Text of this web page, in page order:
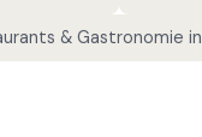
& Gastronomie in